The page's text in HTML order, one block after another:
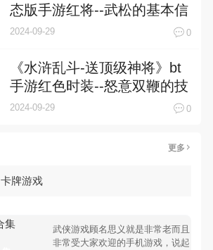
态版手游红将--武松的基本信
息介绍
2024-09-29 0
《水浒乱斗-送顶级神将》bt
手游红色时装--怒意双鞭的技
能介绍
2024-09-29 0
更多
卡牌游戏
武侠游戏顾名思义就是非常老而且
非常受大家欢迎的手机游戏，说起